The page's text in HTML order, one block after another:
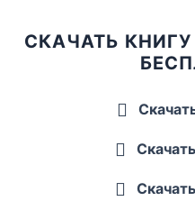
СКАЧАТЬ